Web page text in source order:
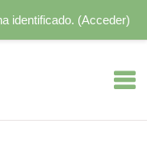
identificado. (Acceder)